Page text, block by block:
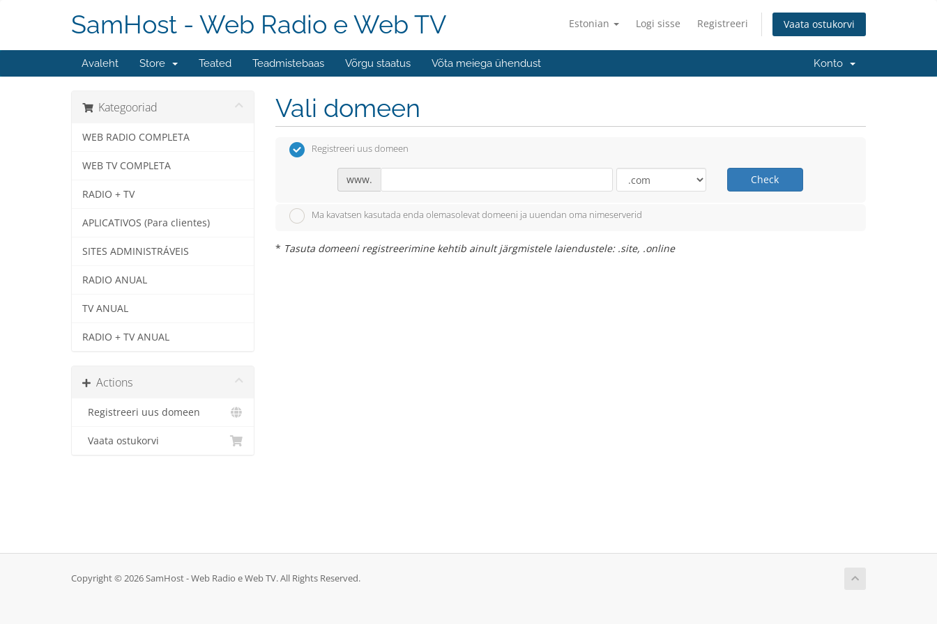
Estonian Logi sisse Registreeri Vaata ostukorvi
SamHost - Web Radio e Web TV
Avaleht Store Teated Teadmistebaas Võrgu staatus Võta meiega ühendust Konto
Kategooriad
WEB RADIO COMPLETA
WEB TV COMPLETA
RADIO + TV
APLICATIVOS (Para clientes)
SITES ADMINISTRÁVEIS
RADIO ANUAL
TV ANUAL
RADIO + TV ANUAL
Actions
Registreeri uus domeen
Vaata ostukorvi
Vali domeen
Registreeri uus domeen
www. Check
Ma kavatsen kasutada enda olemasolevat domeeni ja uuendan oma nimeserverid
* Tasuta domeeni registreerimine kehtib ainult järgmistele laiendustele: .site, .online
Copyright © 2026 SamHost - Web Radio e Web TV. All Rights Reserved.